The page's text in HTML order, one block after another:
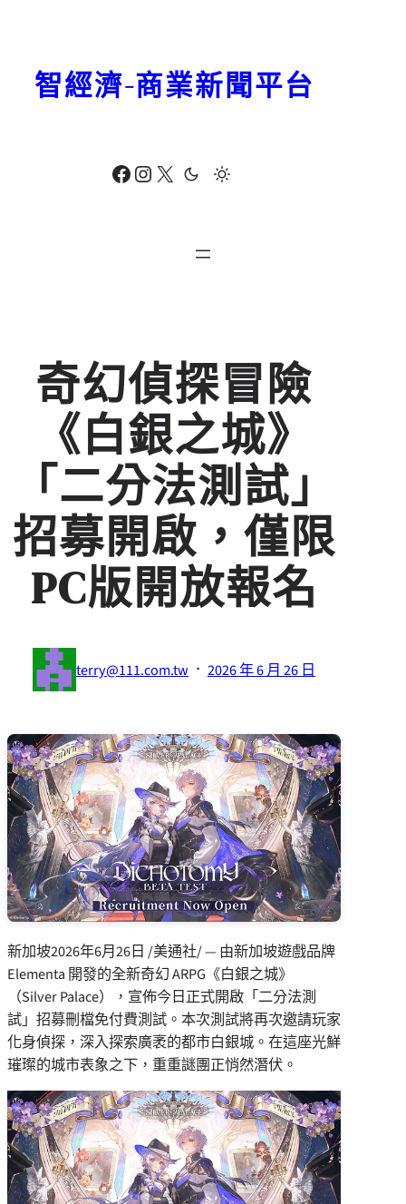
Facebook Instagram X
智經濟-商業新聞平台
奇幻偵探冒險
《白銀之城》
「二分法測試」
招募開啟，僅限
PC版開放報名
terry@111.com.tw · 2026 年 6 月 26 日
新加坡2026年6月26日 /美通社/ — 由新加坡遊戲品牌
Elementa 開發的全新奇幻 ARPG《白銀之城》
（Silver Palace），宣佈今日正式開啟「二分法測
試」招募刪檔免付費測試。本次測試將再次邀請玩家
化身偵探，深入探索廣袤的都市白銀城。在這座光鮮
璀璨的城市表象之下，重重謎團正悄然潛伏。